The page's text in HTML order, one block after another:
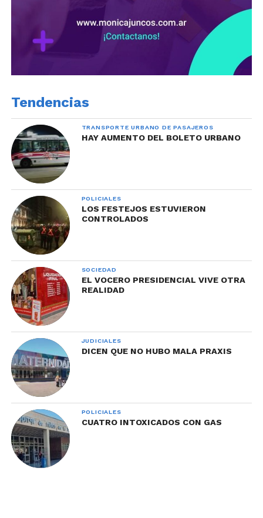
Tendencias
TRANSPORTE URBANO DE PASAJEROS
HAY AUMENTO DEL BOLETO URBANO
POLICIALES
LOS FESTEJOS ESTUVIERON
CONTROLADOS
SOCIEDAD
EL VOCERO PRESIDENCIAL VIVE OTRA
REALIDAD
JUDICIALES
DICEN QUE NO HUBO MALA PRAXIS
POLICIALES
CUATRO INTOXICADOS CON GAS